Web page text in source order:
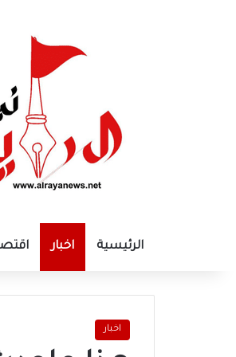
الرئيسية اخبار
اخبار